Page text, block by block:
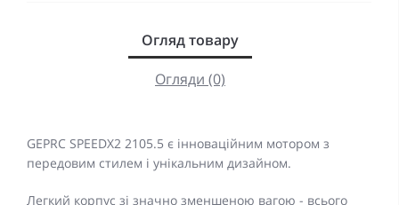
Огляд товару
Огляди (0)
GEPRC SPEEDX2 2105.5 є інноваційним мотором з
передовим стилем і унікальним дизайном.
Легкий корпус зі значно зменшеною вагою - всього